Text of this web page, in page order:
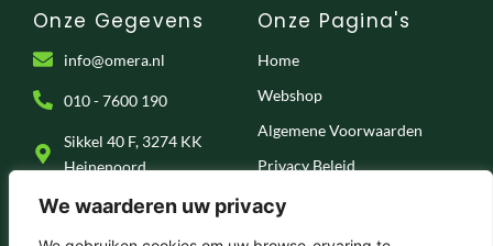
We waarderen uw privacy
Onze Gegevens
info@omera.nl
010 - 7600 190
Sikkel 40 F, 3274 KK
Heinenoord
Onze Pagina's
Home
Webshop
Algemene Voorwaarden
Privacy Beleid
Klantenservice